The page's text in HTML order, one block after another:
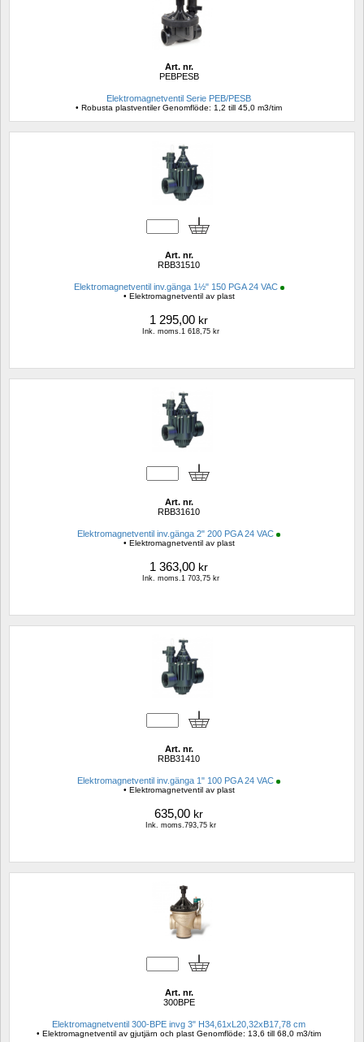
Art. nr.
PEBPESB
Elektromagnetventil Serie PEB/PESB
• Robusta plastventiler Genomflöde: 1,2 till 45,0 m3/tim
Art. nr.
RBB31510
Elektromagnetventil inv.gänga 1½" 150 PGA 24 VAC
• Elektromagnetventil av plast
1 295,00 kr
Ink. moms.1 618,75 kr
Art. nr.
RBB31610
Elektromagnetventil inv.gänga 2" 200 PGA 24 VAC
• Elektromagnetventil av plast
1 363,00 kr
Ink. moms.1 703,75 kr
Art. nr.
RBB31410
Elektromagnetventil inv.gänga 1" 100 PGA 24 VAC
• Elektromagnetventil av plast
635,00 kr
Ink. moms.793,75 kr
Art. nr.
300BPE
Elektromagnetventil 300-BPE invg 3" H34,61xL20,32xB17,78 cm
• Elektromagnetventil av gjutjärn och plast Genomflöde: 13,6 till 68,0 m3/tim